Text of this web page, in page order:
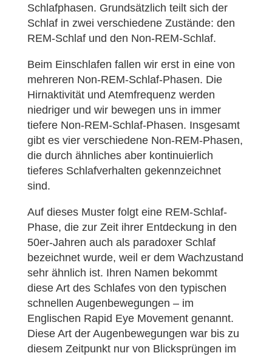
Schlafphasen. Grundsätzlich teilt sich der
Schlaf in zwei verschiedene Zustände: den
REM-Schlaf und den Non-REM-Schlaf.
Beim Einschlafen fallen wir erst in eine von
mehreren Non-REM-Schlaf-Phasen. Die
Hirnaktivität und Atemfrequenz werden
niedriger und wir bewegen uns in immer
tiefere Non-REM-Schlaf-Phasen. Insgesamt
gibt es vier verschiedene Non-REM-Phasen,
die durch ähnliches aber kontinuierlich
tieferes Schlafverhalten gekennzeichnet
sind.
Auf dieses Muster folgt eine REM-Schlaf-
Phase, die zur Zeit ihrer Entdeckung in den
50er-Jahren auch als paradoxer Schlaf
bezeichnet wurde, weil er dem Wachzustand
sehr ähnlich ist. Ihren Namen bekommt
diese Art des Schlafes von den typischen
schnellen Augenbewegungen – im
Englischen Rapid Eye Movement genannt.
Diese Art der Augenbewegungen war bis zu
diesem Zeitpunkt nur von Blicksprüngen im